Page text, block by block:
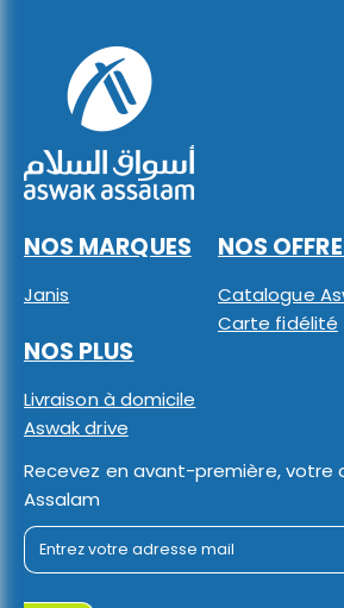
NOS MARQUES
Janis
NOS
Catalogue
Carte fidélité
NOS PLUS
Livraison à domicile
Aswak drive
Recevez en avant-première, votre
Assalam